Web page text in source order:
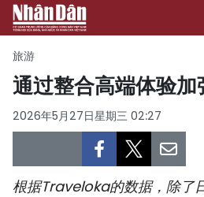
首页
政治
经济
旅游
通过整合高端体验
2026年5月27日星期三 02:27
根据Traveloka的数据，除了